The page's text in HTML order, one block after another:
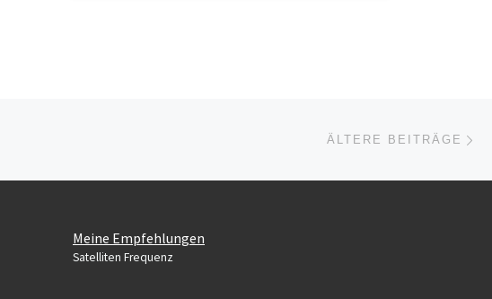
ÄLTERE BEITRÄGE
Meine Empfehlungen
Satelliten Frequenz